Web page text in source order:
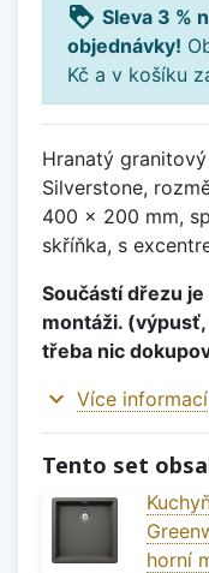
loyalty Sleva 3 %
objednávky!
Kč a v košíku
Hranatý
Silverstone,
400 x 200 mm,
skříňka, s
Součástí dřezu
montáži.
třeba nic
expand_more Více informací
Tento set
horní